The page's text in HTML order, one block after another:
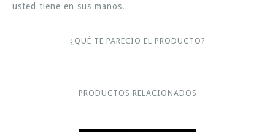
usted tiene en sus manos.
¿QUÉ TE PARECIO EL PRODUCTO?
PRODUCTOS RELACIONADOS